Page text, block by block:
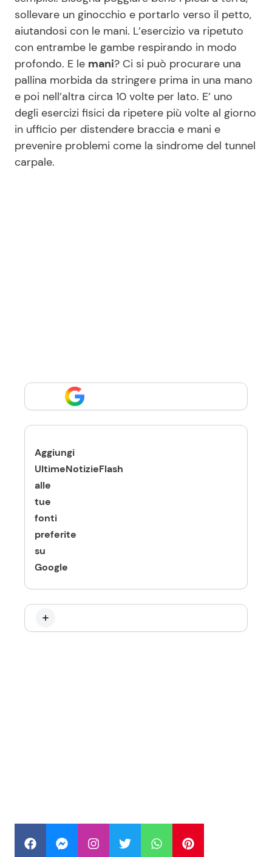
sollevare un ginocchio e portarlo verso il petto,
aiutandosi con le mani. L’esercizio va ripetuto
con entrambe le gambe respirando in modo
profondo. E le mani? Ci si può procurare una
pallina morbida da stringere prima in una mano
e poi nell’altra circa 10 volte per lato. E’ uno
degli esercizi fisici da ripetere più volte al giorno
in ufficio per distendere braccia e mani e
prevenire problemi come la sindrome del tunnel
carpale.
Aggiungi
UltimeNotizieFlash
alle
tue
fonti
preferite
su
Google